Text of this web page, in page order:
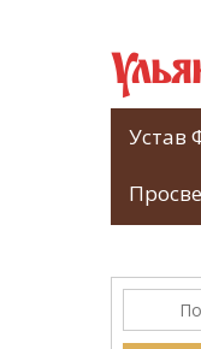
Устав